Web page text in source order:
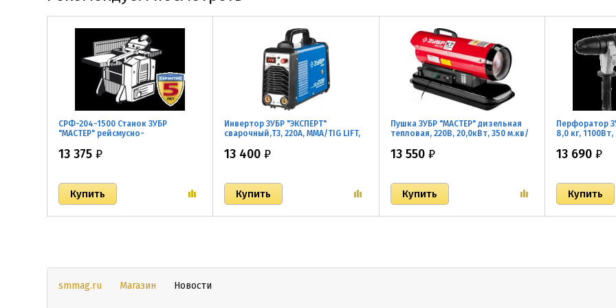
СРФ-204-1500 Станок ЗУБР
"МАСТЕР" рейсмусно-
204мм, толщина заготовки до
13 375 ₽
Инвертор ЗУБР "ЭКСПЕРТ"
сварочный,T3, 220А, MMA/TIG LIFT,
180В), дисплей
13 400₽
Пушка ЗУБР "МАСТЕР" дизельная
тепловая, 220В, 20,0кВт, 350 м.кв/
температуры
13 550 ₽
Перфоратор
8,0 кг, 1100Вт,
13 690₽
smmag.ru Магазин Новости